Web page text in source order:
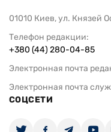
01010 Киев, ул. Князей
Телефон редакции:
+380 (44) 280-04-85
Электронная почта
Электронная почта
СОЦСЕТИ